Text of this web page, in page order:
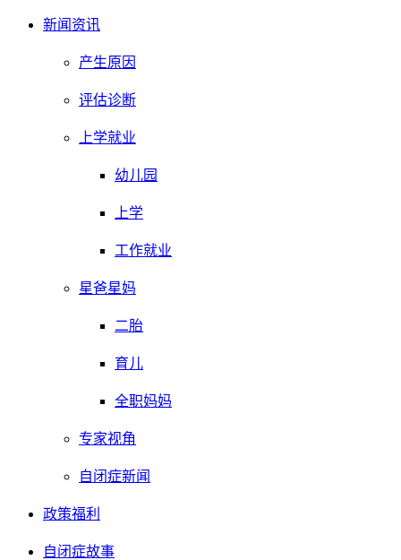
新闻资讯
产生原因
评估诊断
上学就业
幼儿园
上学
工作就业
星爸星妈
二胎
育儿
全职妈妈
专家视角
自闭症新闻
政策福利
自闭症故事